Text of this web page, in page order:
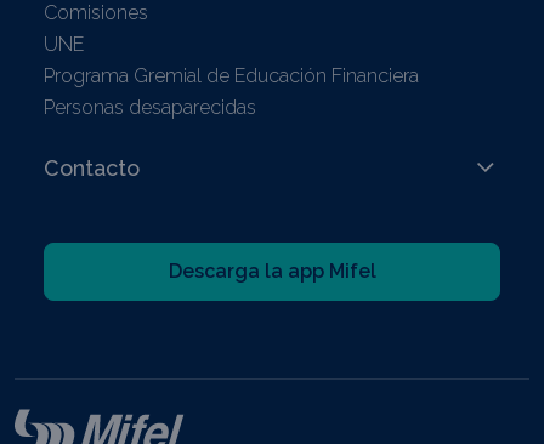
Comisiones
UNE
Programa Gremial de Educación Financiera
Personas desaparecidas
Contacto
Descarga la app Mifel